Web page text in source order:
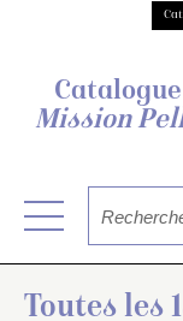
Mission
Toutes les